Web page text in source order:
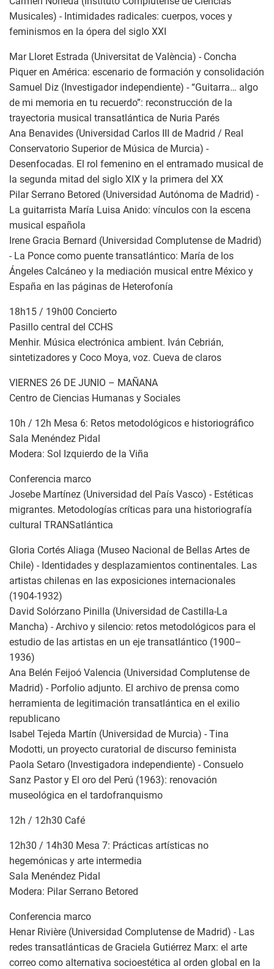
Musicales) - Intimidades radicales: cuerpos, voces y
feminismos en la ópera del siglo XXI
Mar Lloret Estrada (Universitat de València) - Concha
Piquer en América: escenario de formación y consolidación
Samuel Diz (Investigador independiente) - “Guitarra… algo
de mi memoria en tu recuerdo”: reconstrucción de la
trayectoria musical transatlántica de Nuria Parés
Ana Benavides (Universidad Carlos III de Madrid / Real
Conservatorio Superior de Música de Murcia) -
Desenfocadas. El rol femenino en el entramado musical de
la segunda mitad del siglo XIX y la primera del XX
Pilar Serrano Betored (Universidad Autónoma de Madrid) -
La guitarrista María Luisa Anido: vínculos con la escena
musical española
Irene Gracia Bernard (Universidad Complutense de Madrid)
- La Ponce como puente transatlántico: María de los
Ángeles Calcáneo y la mediación musical entre México y
España en las páginas de Heterofonía
18h15 / 19h00 Concierto
Pasillo central del CCHS
Menhir. Música electrónica ambient. Iván Cebrián,
sintetizadores y Coco Moya, voz. Cueva de claros
VIERNES 26 DE JUNIO – MAÑANA
Centro de Ciencias Humanas y Sociales
10h / 12h Mesa 6: Retos metodológicos e historiográfico
Sala Menéndez Pidal
Modera: Sol Izquierdo de la Viña
Conferencia marco
Josebe Martínez (Universidad del País Vasco) - Estéticas
migrantes. Metodologías críticas para una historiografía
cultural TRANSatlántica
Gloria Cortés Aliaga (Museo Nacional de Bellas Artes de
Chile) - Identidades y desplazamientos continentales. Las
artistas chilenas en las exposiciones internacionales
(1904-1932)
David Solórzano Pinilla (Universidad de Castilla-La
Mancha) - Archivo y silencio: retos metodológicos para el
estudio de las artistas en un eje transatlántico (1900–
1936)
Ana Belén Feijoó Valencia (Universidad Complutense de
Madrid) - Porfolio adjunto. El archivo de prensa como
herramienta de legitimación transatlántica en el exilio
republicano
Isabel Tejeda Martín (Universidad de Murcia) - Tina
Modotti, un proyecto curatorial de discurso feminista
Paola Setaro (Investigadora independiente) - Consuelo
Sanz Pastor y El oro del Perú (1963): renovación
museológica en el tardofranquismo
12h / 12h30 Café
12h30 / 14h30 Mesa 7: Prácticas artísticas no
hegemónicas y arte intermedia
Sala Menéndez Pidal
Modera: Pilar Serrano Betored
Conferencia marco
Henar Rivière (Universidad Complutense de Madrid) - Las
redes transatlánticas de Graciela Gutiérrez Marx: el arte
correo como alternativa socioestética al orden global en la